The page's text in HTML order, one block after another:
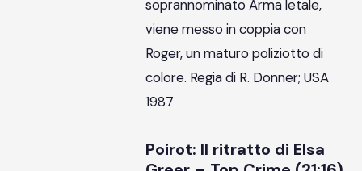
soprannominato Arma letale,
viene messo in coppia con
Roger, un maturo poliziotto di
colore. Regia di R. Donner; USA
1987
Poirot: Il ritratto di Elsa